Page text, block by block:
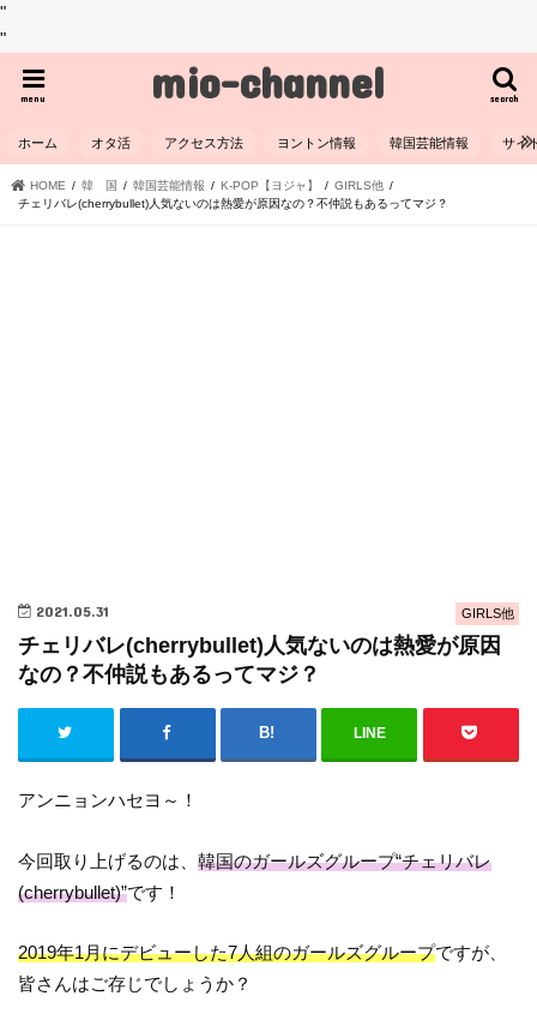
"
"
mio-channel search
menu
ホーム オタ活 アクセス方法 ヨントン情報 韓国芸能情報 サイ
HOME 韓 国 韓国芸能情報 K-POP【ヨジャ】
GIRLS他
チェリバレ(cherrybullet)人気ないのは熱愛が原因なの？不仲説もあるってマジ？
GIRLS他
2021.05.31
チェリバレ(cherrybullet)人気ないのは熱愛が原因
なの？不仲説もあるってマジ？
LINE
アンニョンハセヨ～！
今回取り上げるのは、韓国のガールズグループ“チェリバレ
(cherrybullet)”です！
2019年1月にデビューした7人組のガールズグループですが、
皆さんはご存じでしょうか？